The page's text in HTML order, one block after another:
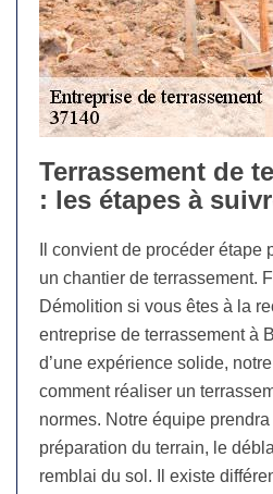
Terrassement de
: les étapes à
Il convient de procéder étape
un chantier de terrassement.
Démolition si vous êtes à la
entreprise de terrassement à
d’une expérience solide,
comment réaliser un
normes. Notre équipe
préparation du terrain, le
remblai du sol. Il existe